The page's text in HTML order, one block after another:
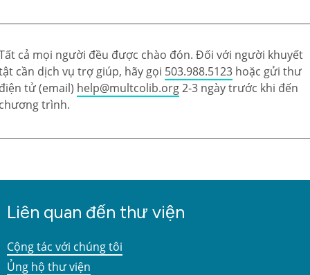
cả mọi người đều được chào đón. Đối với người khuyết
cần dịch vụ trợ giúp, hãy gọi 503.988.5123 hoặc gửi thư
tử (email) help@multcolib.org2-3 ngày trước khi đến
trình.
Liên quan đến thư viện
Cộng tác với chúng tôi
Ủng hộ thư viện